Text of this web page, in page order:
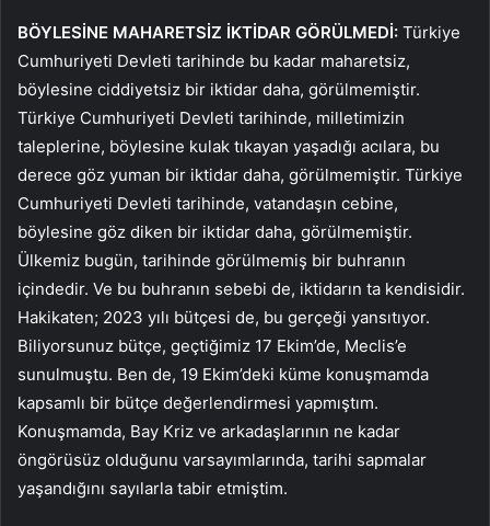
BÖYLESİNE MAHARETSİZ İKTİDAR GÖRÜLMEDİ: Türkiye
Cumhuriyeti Devleti tarihinde bu kadar maharetsiz,
böylesine ciddiyetsiz bir iktidar daha, görülmemiştir.
Türkiye Cumhuriyeti Devleti tarihinde, milletimizin
taleplerine, böylesine kulak tıkayan yaşadığı acılara, bu
derece göz yuman bir iktidar daha, görülmemiştir. Türkiye
Cumhuriyeti Devleti tarihinde, vatandaşın cebine,
böylesine göz diken bir iktidar daha, görülmemiştir.
Ülkemiz bugün, tarihinde görülmemiş bir buhranın
içindedir. Ve bu buhranın sebebi de, iktidarın ta kendisidir.
Hakikaten; 2023 yılı bütçesi de, bu gerçeği yansıtıyor.
Biliyorsunuz bütçe, geçtiğimiz 17 Ekim’de, Meclis’e
sunulmuştu. Ben de, 19 Ekim’deki küme konuşmamda
kapsamlı bir bütçe değerlendirmesi yapmıştım.
Konuşmamda, Bay Kriz ve arkadaşlarının ne kadar
öngörüsüz olduğunu varsayımlarında, tarihi sapmalar
yaşandığını sayılarla tabir etmiştim.